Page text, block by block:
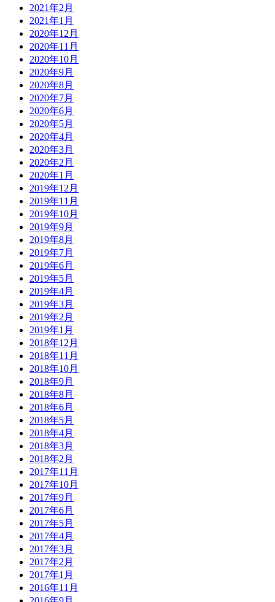
2021年2月
2021年1月
2020年12月
2020年11月
2020年10月
2020年9月
2020年8月
2020年7月
2020年6月
2020年5月
2020年4月
2020年3月
2020年2月
2020年1月
2019年12月
2019年11月
2019年10月
2019年9月
2019年8月
2019年7月
2019年6月
2019年5月
2019年4月
2019年3月
2019年2月
2019年1月
2018年12月
2018年11月
2018年10月
2018年9月
2018年8月
2018年6月
2018年5月
2018年4月
2018年3月
2018年2月
2017年11月
2017年10月
2017年9月
2017年6月
2017年5月
2017年4月
2017年3月
2017年2月
2017年1月
2016年11月